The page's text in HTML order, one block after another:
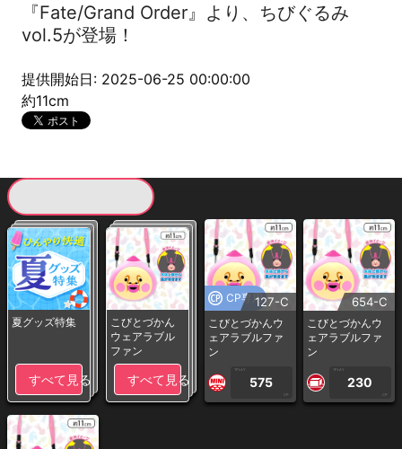
『Fate/Grand Order』より、ちびぐるみ
vol.5が登場！
提供開始日: 2025-06-25 00:00:00
約11cm
夏グッズ特集
すべて見る
こびとづかん
ウェアラブル
ファン
すべて見る
CP専用127-C
こびとづかんウ
ェアラブルファ
ン
1PLAY
575
CP
654-C
こびとづかんウ
ェアラブルファ
ン
1PLAY
230
CP